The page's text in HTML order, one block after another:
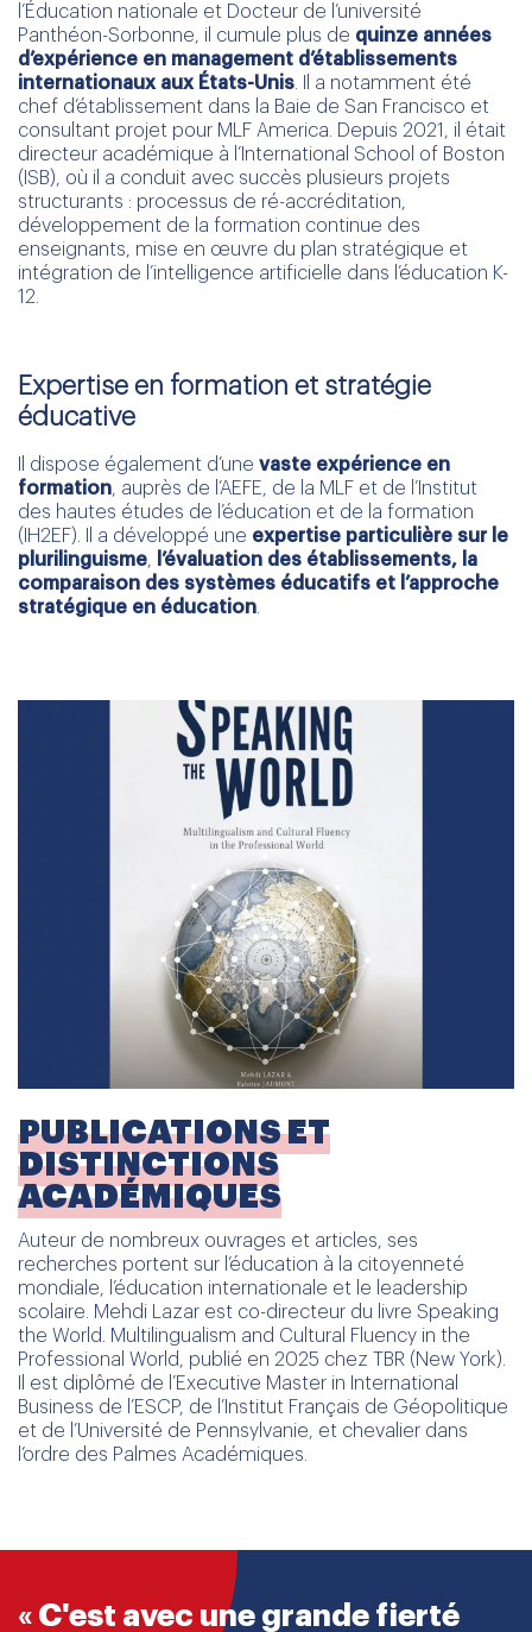
l’Éducation nationale et Docteur de l’université
Panthéon-Sorbonne, il cumule plus de quinze années
d’expérience en management d’établissements
internationaux aux États-Unis . Il a notamment été
chef d’établissement dans la Baie de San Francisco et
consultant projet pour MLF America. Depuis 2021, il était
directeur académique à l’International School of Boston
(ISB), où il a conduit avec succès plusieurs projets
structurants : processus de ré-accréditation,
développement de la formation continue des
enseignants, mise en œuvre du plan stratégique et
intégration de l’intelligence artificielle dans l’éducation K-
12.
Expertise en formation et stratégie
éducative
Il dispose également d’une vaste expérience en
formation, auprès de l’AEFE, de la MLF et de l’Institut
des hautes études de l’éducation et de la formation
(IH2EF). Il a développé une expertise particulière sur le
plurilinguisme, l’évaluation des établissements, la
comparaison des systèmes éducatifs et l’approche
stratégique en éducation.
PUBLICATIONS ET
DISTINCTIONS
ACADÉMIQUES
Auteur de nombreux ouvrages et articles, ses
recherches portent sur l’éducation à la citoyenneté
mondiale, l’éducation internationale et le leadership
scolaire. Mehdi Lazar est co-directeur du livre Speaking
the World. Multilingualism and Cultural Fluency in the
Professional World, publié en 2025 chez TBR (New York).
Il est diplômé de l’Executive Master in International
Business de l’ESCP, de l’Institut Français de Géopolitique
et de l’Université de Pennsylvanie, et chevalier dans
l’ordre des Palmes Académiques.
« C'est avec une grande fierté